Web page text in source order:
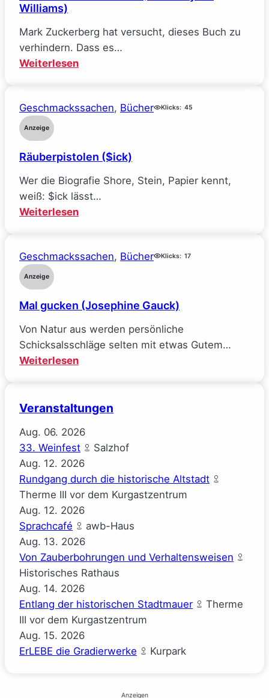
Williams)
Mark Zuckerberg hat versucht, dieses Buch zu
verhindern. Dass es…
Weiterlesen:
bei
wie
alle
meine
Ideale
(Sarah
Geschmackssachen, Bücher Klicks: 45
Anzeige
Räuberpistolen ($ick)
Wer die Biografie Shore, Stein, Papier kennt,
weiß: $ick lässt…
Weiterlesen:
Geschmackssachen, Bücher Klicks: 17
Anzeige
Mal gucken (Josephine Gauck)
Von Natur aus werden persönliche
Schicksalsschläge selten mit etwas Gutem…
Weiterlesen:
(Josephine
Veranstaltungen
Aug. 06. 2026
33. Weinfest
Salzhof
Aug. 12. 2026
Rundgang durch die historische Altstadt
Therme III vor dem Kurgastzentrum
Aug. 12. 2026
Sprachcafé
awb-Haus
Aug. 13. 2026
Von Zauberbohrungen und Verhaltensweisen
Historisches Rathaus
Aug. 14. 2026
Entlang der historischen Stadtmauer
Therme
III vor dem Kurgastzentrum
Aug. 15. 2026
ErLEBE die Gradierwerke
Kurpark
Anzeigen